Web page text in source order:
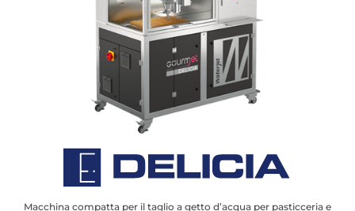
Macchina compatta per il taglio a getto d’acqua per pasticceria e